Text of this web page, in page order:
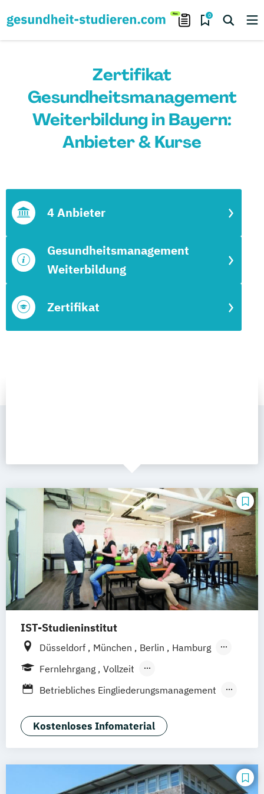
0
Zertifikat
Gesundheitsmanagement
Weiterbildung in Bayern:
Anbieter & Kurse
Zertifikat
Gesundheitsmanagement
Weiterbildung
4 Anbieter
IST-Studieninstitut
Düsseldorf München Berlin
Hamburg
Weil am Rhein
Fernlehrgang
Vollzeit
Berufsbegleitender Präsenzlehrgang
Betriebliches Eingliederungsmanagement
EMS-Trainer:in
Ernährungsberater:in für Kinder
Fitnesstrainer:in B-Lizenz
Functional Trainer:in Gesunde Führung
Kostenloses Infomaterial